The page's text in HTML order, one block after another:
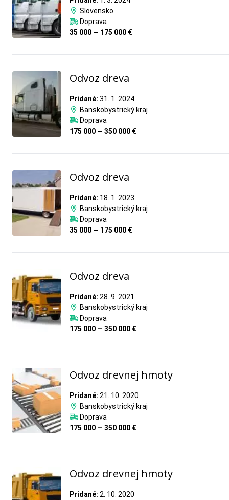
Slovensko
Doprava
35 000 — 175 000 €
Odvoz dreva
Pridané: 31. 1. 2024
Banskobystrický kraj
Doprava
175 000 — 350 000 €
Odvoz dreva
Pridané: 18. 1. 2023
Banskobystrický kraj
Doprava
35 000 — 175 000 €
Odvoz dreva
Pridané: 28. 9. 2021
Banskobystrický kraj
Doprava
175 000 — 350 000 €
Odvoz drevnej hmoty
Pridané: 21. 10. 2020
Banskobystrický kraj
Doprava
175 000 — 350 000 €
Odvoz drevnej hmoty
Pridané: 2. 10. 2020